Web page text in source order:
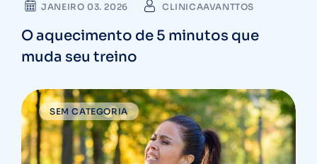
JANEIRO 03. 2026 CLINICAAVANTTOS
O aquecimento de 5 minutos que
muda seu treino
SEM CATEGORIA